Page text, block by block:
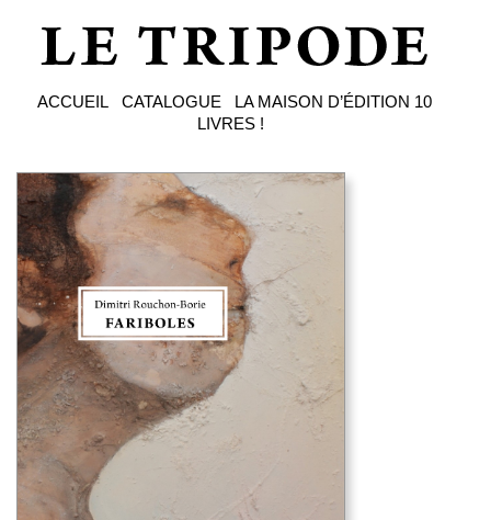
ACCUEIL CATALOGUE LA MAISON D’ÉDITION 10
LIVRES !